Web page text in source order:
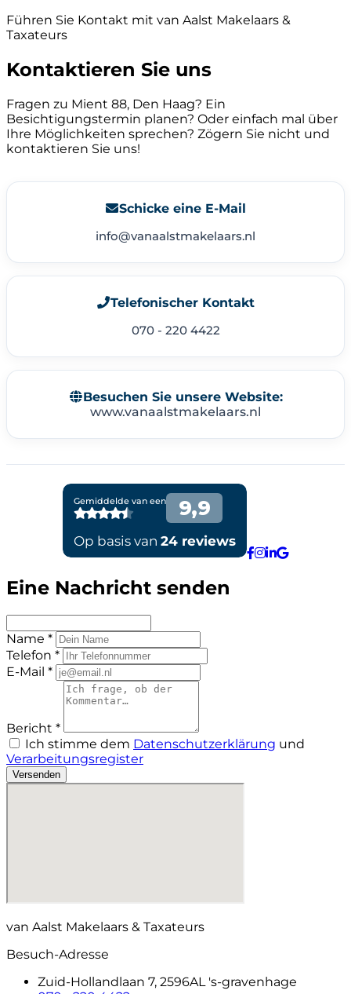
Führen Sie Kontakt mit van Aalst Makelaars &
Taxateurs
Kontaktieren Sie uns
Fragen zu Mient 88, Den Haag? Ein
Besichtigungstermin planen? Oder einfach mal über
Ihre Möglichkeiten sprechen? Zögern Sie nicht und
kontaktieren Sie uns!
Schicke eine E-Mail
info@vanaalstmakelaars.nl
Telefonischer Kontakt
070 - 220 4422
Besuchen Sie unsere Website:
www.vanaalstmakelaars.nl
Eine Nachricht senden
Name *
Telefon *
E-Mail *
Bericht *
Ich stimme dem Datenschutzerklärung und
Verarbeitungsregister
Versenden
van Aalst Makelaars & Taxateurs
Besuch-Adresse
Zuid-Hollandlaan 7, 2596AL 's-gravenhage